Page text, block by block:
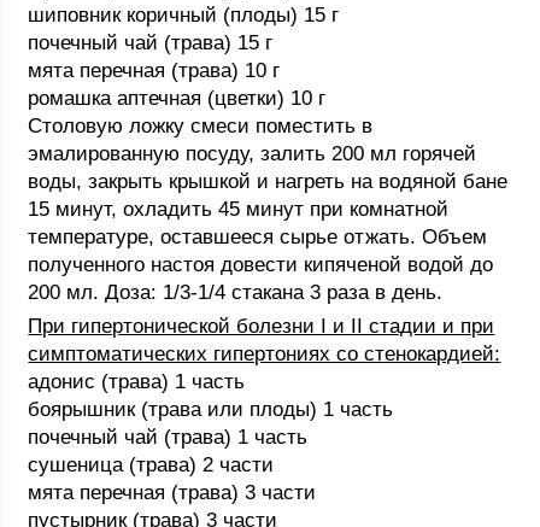
шиповник коричный (плоды) 15 г
почечный чай (трава) 15 г
мята перечная (трава) 10 г
ромашка аптечная (цветки) 10 г
Столовую ложку смеси поместить в
эмалированную посуду, залить 200 мл горячей
воды, закрыть крышкой и нагреть на водяной бане
15 минут, охладить 45 минут при комнатной
температуре, оставшееся сырье отжать. Объем
полученного настоя довести кипяченой водой до
200 мл. Доза: 1/3-1/4 стакана 3 раза в день.
При гипертонической болезни I и II стадии и при
симптоматических гипертониях со стенокардией:
адонис (трава) 1 часть
боярышник (трава или плоды) 1 часть
почечный чай (трава) 1 часть
сушеница (трава) 2 части
мята перечная (трава) 3 части
пустырник (трава) 3 части